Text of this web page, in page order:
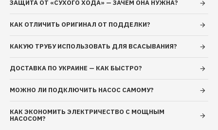
жидкости + 40 ° С
Минимальный диаметр отверстия 120 мм
Насос для скважин Euroaqua 4 QGD 1,5-100-
Глубинный насос 4QGD 1.5-100-0.75
(750 Вт, производит: 35 л/мин, напор:
163 м, 92 мм) EuroAqua
ЗАЩИТА ОТ «СУХОГО ХОДА» — ЗАЧЕМ ОНА НУЖНА?
КАК ОТЛИЧИТЬ ОРИГИНАЛ ОТ ПОДДЕЛКИ?
КАКУЮ ТРУБУ ИСПОЛЬЗОВАТЬ ДЛЯ ВСАСЫВАНИЯ?
ДОСТАВКА ПО УКРАИНЕ — КАК БЫСТРО?
МОЖНО ЛИ ПОДКЛЮЧИТЬ НАСОС САМОМУ?
КАК ЭКОНОМИТЬ ЭЛЕКТРИЧЕСТВО С МОЩНЫМ
НАСОСОМ?